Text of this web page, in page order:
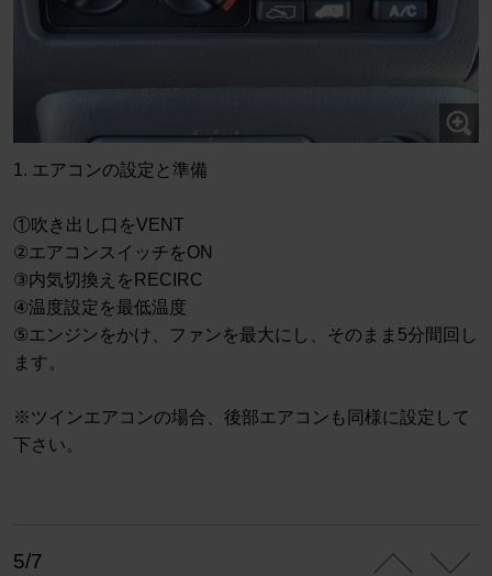
1. エアコンの設定と準備
①吹き出し口をVENT
②エアコンスイッチをON
③内気切換えをRECIRC
④温度設定を最低温度
⑤エンジンをかけ、ファンを最大にし、そのまま5分間回し
ます。
※ツインエアコンの場合、後部エアコンも同様に設定して
下さい。
5/7